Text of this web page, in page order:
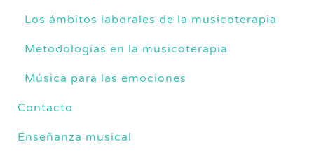
Los ámbitos laborales de la musicoterapia
Metodologías en la musicoterapia
Música para las emociones
Contacto
Enseñanza musical